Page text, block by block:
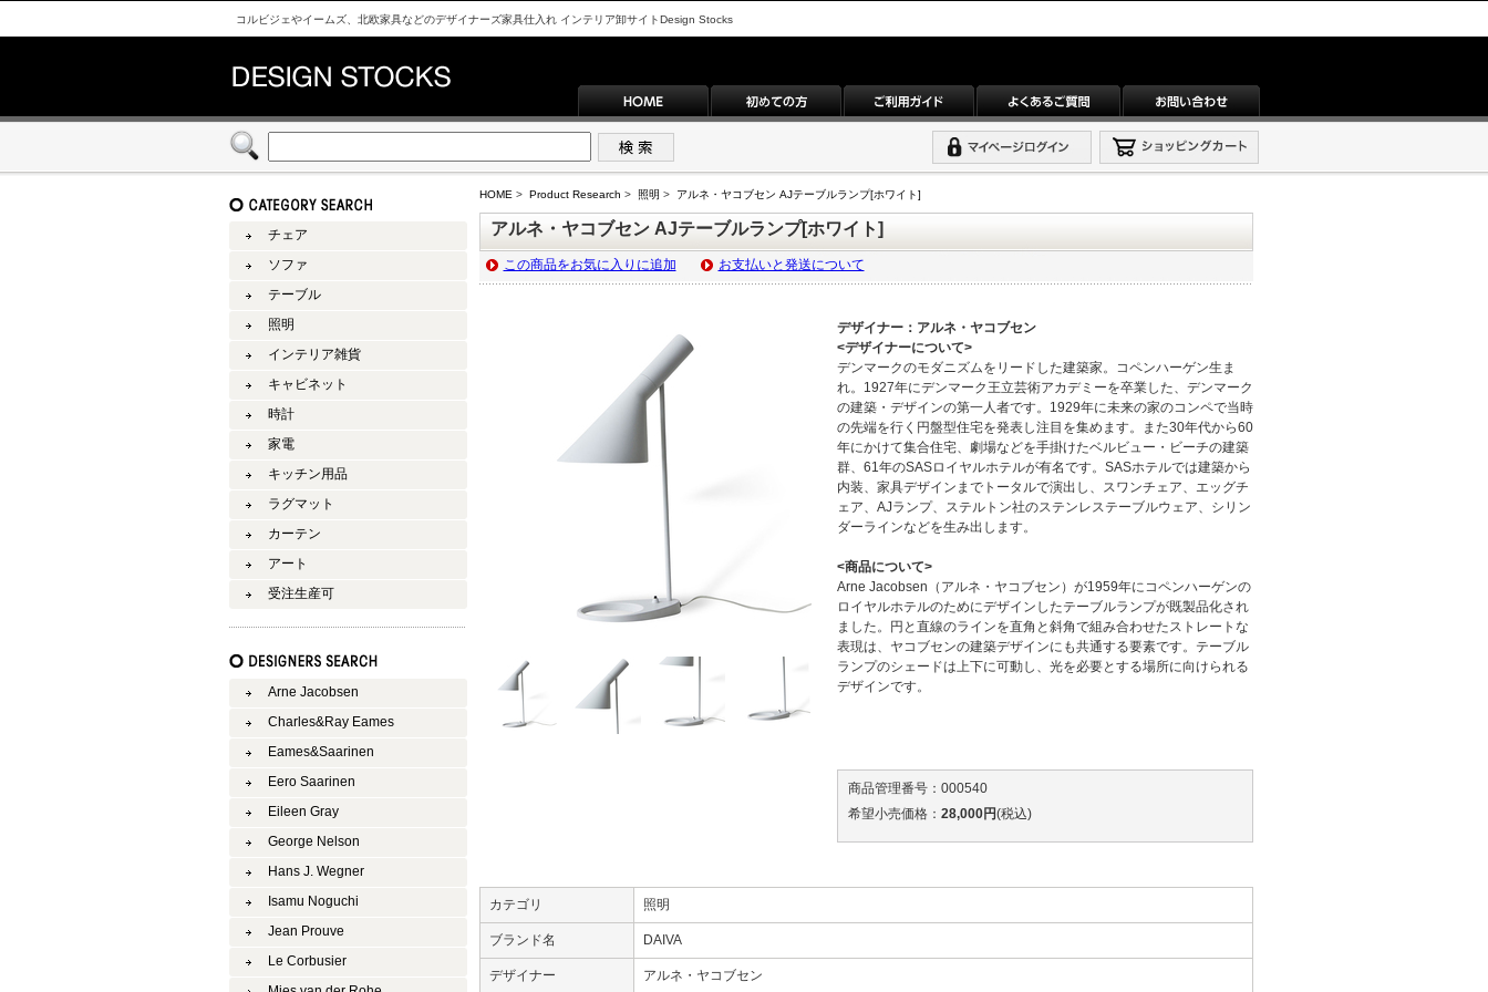
コルビジェやイームズ、北欧家具などのデザイナーズ家具仕入れ インテリア卸サイトDesign Stocks
HOME > Product Research > 照明 > アルネ・ヤコブセン AJテーブルランプ[ホワイト]
アルネ・ヤコブセン AJテーブルランプ[ホワイト]
この商品をお気に入りに追加 お支払いと発送について
デザイナー：アルネ・ヤコブセン
<デザイナーについて>
デンマークのモダニズムをリードした建築家。コペンハーゲン生ま
れ。1927年にデンマーク王立芸術アカデミーを卒業した、デンマーク
の建築・デザインの第一人者です。1929年に未来の家のコンペで当時
の先端を行く円盤型住宅を発表し注目を集めます。また30年代から60
年にかけて集合住宅、劇場などを手掛けたベルビュー・ビーチの建築
群、61年のSASロイヤルホテルが有名です。SASホテルでは建築から
内装、家具デザインまでトータルで演出し、スワンチェア、エッグチ
ェア、AJランプ、ステルトン社のステンレステーブルウェア、シリン
ダーラインなどを生み出します。
<商品について>
Arne Jacobsen（アルネ・ヤコブセン）が1959年にコペンハーゲンの
ロイヤルホテルのためにデザインしたテーブルランプが既製品化され
ました。円と直線のラインを直角と斜角で組み合わせたストレートな
表現は、ヤコブセンの建築デザインにも共通する要素です。テーブル
ランプのシェードは上下に可動し、光を必要とする場所に向けられる
デザインです。
商品管理番号：000540
希望小売価格： 28,000円(税込)
カテゴリ 照明
ブランド名 DAIVA
デザイナー アルネ・ヤコブセン
チェア
ソファ
テーブル
照明
インテリア雑貨
キャビネット
時計
家電
キッチン用品
ラグマット
カーテン
アート
受注生産可
Arne Jacobsen
Charles&Ray Eames
Eames&Saarinen
Eero Saarinen
Eileen Gray
George Nelson
Hans J. Wegner
Isamu Noguchi
Jean Prouve
Le Corbusier